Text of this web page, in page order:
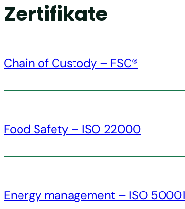
Zertifikate
Chain of Custody – FSC®
Food Safety – ISO 22000
Energy management – ISO 50001